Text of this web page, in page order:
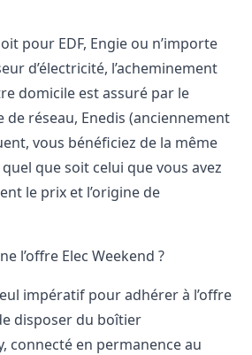
pour EDF, Engie ou n’importe
d’électricité, l’acheminement
domicile est assuré par le
réseau, Enedis (anciennement
vous bénéficiez de la même
que soit celui que vous avez
le prix et l’origine de
l’offre Elec Weekend ?
impératif pour adhérer à l’offre
disposer du boîtier
connecté en permanence au